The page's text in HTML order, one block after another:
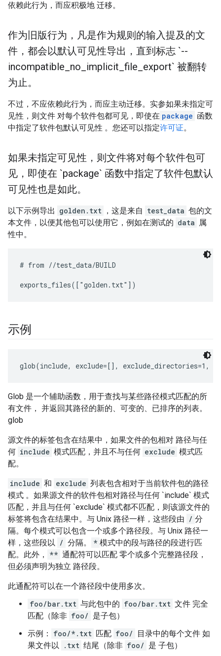
依赖此行为，而应积极地 迁移。
作为旧版行为，凡是作为规则的输入提及的文
件，都会以默认可见性导出，直到标志 `--
incompatible no implicit file export` 被翻转
为止。
不过，不应依赖此行为，而应主动迁移。实参如果未指定可
见性，则文件 对每个软件包都可见，即使在 package 函数
中指定了软件包默认可见性 。您还可以指定许可证。
如果未指定可见性，则文件将对每个软件包可
见，即使在 `package` 函数中指定了软件包默认
可见性也是如此。
以下示例导出 golden.txt ，这是来自 test_data 包的文
本文件，以便其他包可以使用它，例如在测试的 data 属
性中。
# from //test_data/BUILD
示例
glob(include, exclude=[], exclude_directories=1,
Glob 是一个辅助函数，用于查找与某些路径模式匹配的所
有文件， 并返回其路径的新的、可变的、已排序的列表。
glob
源文件的标签包含在结果中，如果文件的包相对 路径与任
何 include 模式匹配，并且不与任何 exclude 模式匹
配。
include 和 exclude 列表包含相对于当前软件包的路径
模式 。如果源文件的软件包相对路径与任何 `include` 模式
匹配，并且与任何 `exclude` 模式都不匹配，则该源文件的
标签将包含在结果中。与 Unix 路径一样，这些段由 / 分
隔。每个模式可以包含一个或多个路径段。与 Unix 路径一
样，这些段以 / 分隔。 * 模式中的段与路径的段进行匹
配。此外，
** 通配符可以匹配 零个或多个完整路径段，
但必须声明为独立 路径段。
此通配符可以在一个路径段中使用多次。
foo/bar.txt 与此包中的 foo/bar.txt 文件 完全
匹配（除非 foo/ 是子包）
示例：
foo/*.txt 匹配 foo/
目录中的每个文件 如
果文件以
.txt 结尾（除非 foo/ 是 子包）